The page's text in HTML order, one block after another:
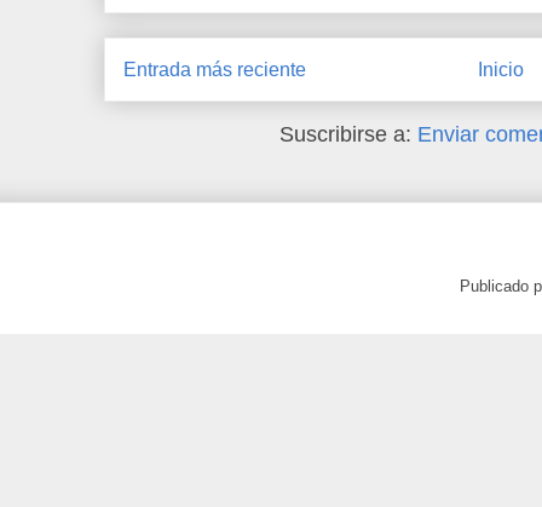
Entrada más reciente Inicio
Suscribirse a: Enviar
Publicado